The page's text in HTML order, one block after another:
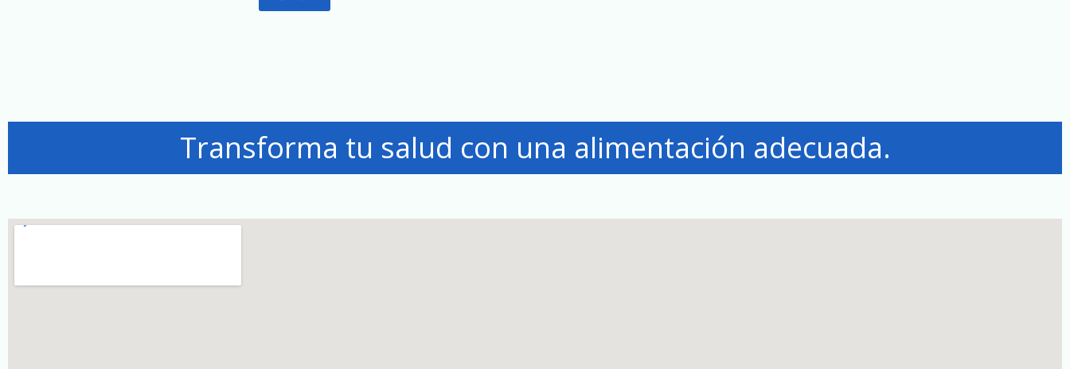
Transforma tu salud con una alimentación adecuada.